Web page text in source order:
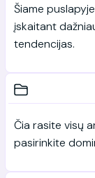
Šiame
įskaitant
tendencijas.
Čia rasite visų
pasirinkite